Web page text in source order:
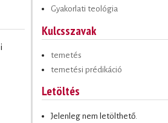
Gyakorlati teológia
Kulcsszavak
temetés
temetési prédikáció
Letöltés
Jelenleg nem letölthető.